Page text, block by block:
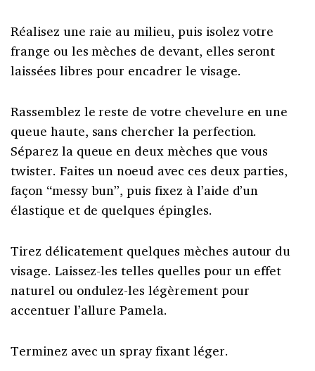
Réalisez une raie au milieu, puis isolez votre
frange ou les mèches de devant, elles seront
laissées libres pour encadrer le visage.
Rassemblez le reste de votre chevelure en une
queue haute, sans chercher la perfection.
Séparez la queue en deux mèches que vous
twister. Faites un noeud avec ces deux parties,
façon “messy bun”, puis fixez à l’aide d’un
élastique et de quelques épingles.
Tirez délicatement quelques mèches autour du
visage. Laissez-les telles quelles pour un effet
naturel ou ondulez-les légèrement pour
accentuer l’allure Pamela.
Terminez avec un spray fixant léger.